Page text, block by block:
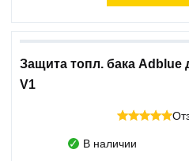
Защита топл. бака Adblue
V1
В наличии